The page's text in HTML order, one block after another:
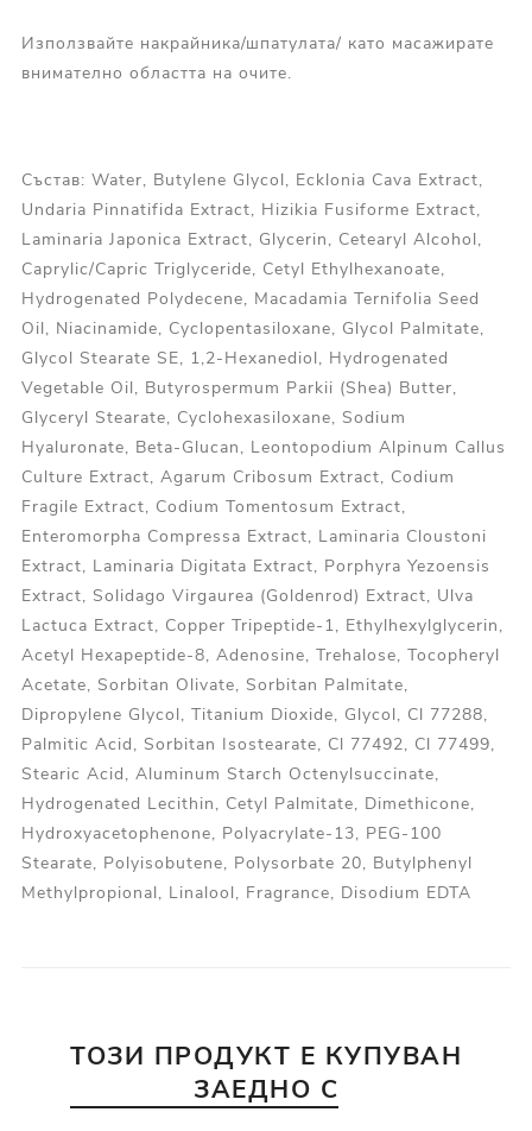
Използвайте накрайника/шпатулата/ като масажирате
внимателно областта на очите.
Състав: Water, Butylene Glycol, Ecklonia Cava Extract,
Undaria Pinnatifida Extract, Hizikia Fusiforme Extract,
Laminaria Japonica Extract, Glycerin, Cetearyl Alcohol,
Caprylic/Capric Triglyceride, Cetyl Ethylhexanoate,
Hydrogenated Polydecene, Macadamia Ternifolia Seed
Oil, Niacinamide, Cyclopentasiloxane, Glycol Palmitate,
Glycol Stearate SE, 1,2-Hexanediol, Hydrogenated
Vegetable Oil, Butyrospermum Parkii (Shea) Butter,
Glyceryl Stearate, Cyclohexasiloxane, Sodium
Hyaluronate, Beta-Glucan, Leontopodium Alpinum Callus
Culture Extract, Agarum Cribosum Extract, Codium
Fragile Extract, Codium Tomentosum Extract,
Enteromorpha Compressa Extract, Laminaria Cloustoni
Extract, Laminaria Digitata Extract, Porphyra Yezoensis
Extract, Solidago Virgaurea (Goldenrod) Extract, Ulva
Lactuca Extract, Copper Tripeptide-1, Ethylhexylglycerin,
Acetyl Hexapeptide-8, Adenosine, Trehalose, Tocopheryl
Acetate, Sorbitan Olivate, Sorbitan Palmitate,
Dipropylene Glycol, Titanium Dioxide, Glycol, Cl 77288,
Palmitic Acid, Sorbitan Isostearate, Cl 77492, Cl 77499,
Stearic Acid, Aluminum Starch Octenylsuccinate,
Hydrogenated Lecithin, Cetyl Palmitate, Dimethicone,
Hydroxyacetophenone, Polyacrylate-13, PEG-100
Stearate, Polyisobutene, Polysorbate 20, Butylphenyl
Methylpropional, Linalool, Fragrance, Disodium EDTA
ТОЗИ ПРОДУКТ Е КУПУВАН
ЗАЕДНО С